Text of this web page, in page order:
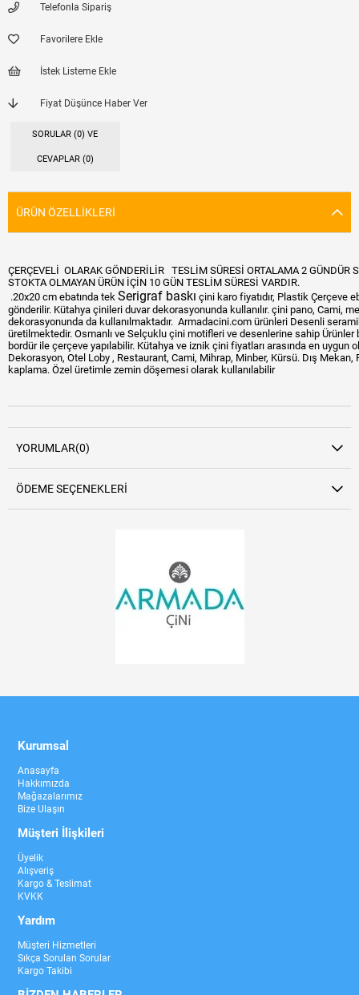
Telefonla Sipariş
Favorilere Ekle
İstek Listeme Ekle
Fiyat Düşünce Haber Ver
SORULAR (0) VE
CEVAPLAR (0)
ÜRÜN ÖZELLIKLERI
ÇERÇEVELİ OLARAK GÖNDERİLİR TESLİM SÜRESİ ORTALAMA 2 GÜNDÜR
STOKTA OLMAYAN ÜRÜN İÇİN 10 GÜN TESLİM SÜRESİ VARDIR.
.20x20 cm ebatında tek Serigraf baskı çini karo fiyatıdır, Plastik Çerçeve
gönderilir. Kütahya çinileri duvar dekorasyonunda kullanılır. çini pano, Cami,
dekorasyonunda da kullanılmaktadır. Armadacini.com ürünleri Desenli
üretilmektedir. Osmanlı ve Selçuklu çini motifleri ve desenlerine sahip
bordür ile çerçeve yapılabilir. Kütahya ve iznik çini fiyatları arasında en uygun
Dekorasyon, Otel Loby , Restaurant, Cami, Mihrap, Minber, Kürsü. Dış
kaplama. Özel üretimle zemin döşemesi olarak kullanılabilir
Bu ürüne ilk yorumu siz yapın!
Bu ürünün fiyat bilgisi, resim, ürün
açıklamalarında ve diğer konularda
yetersiz gördüğünüz noktaları öneri
formunu kullanarak tarafımıza
YORUMLAR(0)
ÖDEME SEÇENEKLERI
Kurumsal
Anasayfa
Hakkımızda
Mağazalarımız
Bize Ulaşın
Müşteri İlişkileri
Üyelik
Alışveriş
Kargo & Teslimat
KVKK
Yardım
Müşteri Hizmetleri
Sıkça Sorulan Sorular
Kargo Takibi